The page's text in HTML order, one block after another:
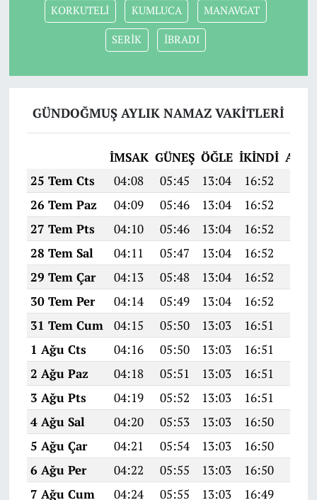
KORKUTELİ KUMLUCA MANAVGAT
SERİK İBRADI
GÜNDOĞMUŞ AYLIK NAMAZ VAKITLERI
İMSAK GÜNEŞ ÖĞLE İKINDI
25 Tem Cts
04:08 05:45 13:04 16:52
26 Tem Paz
04:09 05:46 13:04 16:52
27 Tem Pts
04:10 05:46 13:04 16:52
28 Tem Sal
04:11 05:47 13:04 16:52
29 Tem Çar
04:13 05:48 13:04 16:52
30 Tem Per
04:14 05:49 13:04 16:52
31 Tem Cum
04:15 05:50 13:03 16:51
1 Ağu Cts
04:16 05:50 13:03 16:51
2 Ağu Paz
04:18 05:51 13:03 16:51
3 Ağu Pts
04:19 05:52 13:03 16:51
4 Ağu Sal
04:20 05:53 13:03 16:50
5 Ağu Çar
04:21 05:54 13:03 16:50
6 Ağu Per
04:22 05:55 13:03 16:50
7 Ağu Cum
04:24 05:55 13:03 16:49